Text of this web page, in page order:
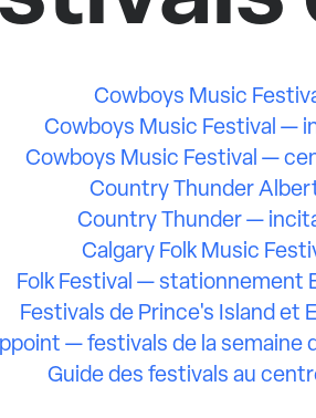
Cowboys Music
Cowboys Music Festival —
Cowboys Music Festival —
Country Thunder
Country Thunder —
Calgary Folk Music
Folk Festival — stationnement
Festivals de Prince's Island et
— festivals de la semaine
Guide des festivals au